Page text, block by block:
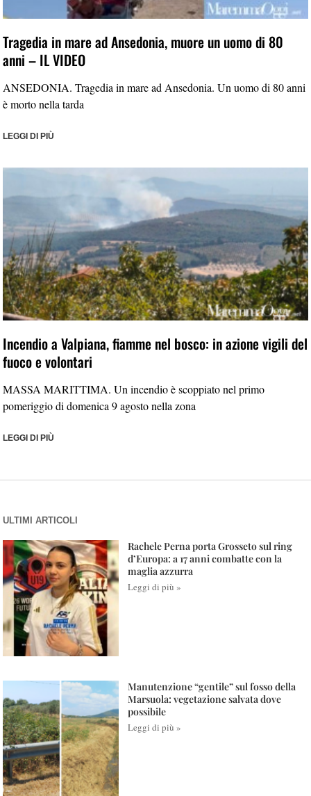
Tragedia in mare ad Ansedonia, muore un uomo di 80
anni – IL VIDEO
ANSEDONIA. Tragedia in mare ad Ansedonia. Un uomo di 80 anni
è morto nella tarda
LEGGI DI PIÙ
Incendio a Valpiana, fiamme nel bosco: in azione vigili del
fuoco e volontari
MASSA MARITTIMA. Un incendio è scoppiato nel primo
pomeriggio di domenica 9 agosto nella zona
LEGGI DI PIÙ
ULTIMI ARTICOLI
Rachele Perna porta Grosseto sul ring
d’Europa: a 17 anni combatte con la
maglia azzurra
Leggi di più »
Manutenzione “gentile” sul fosso della
Marsuola: vegetazione salvata dove
possibile
Leggi di più »